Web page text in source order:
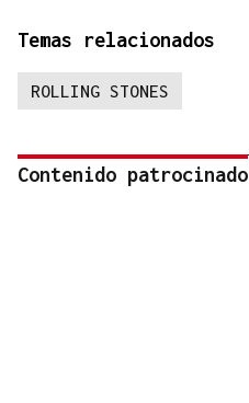
Temas relacionados
ROLLING STONES
Contenido patrocinado